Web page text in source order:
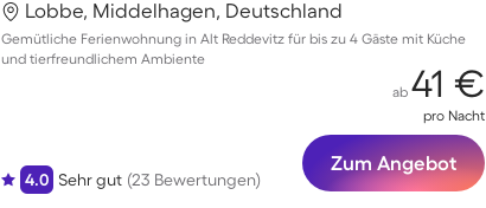
Lobbe, Middelhagen, Deutschland
Gemütliche Ferienwohnung in Alt Reddevitz für bis zu 4 Gäste mit Küche
und tierfreundlichem Ambiente
4.0 Sehr gut (23 Bewertungen)
ab 41 €
pro Nacht
Zum Angebot